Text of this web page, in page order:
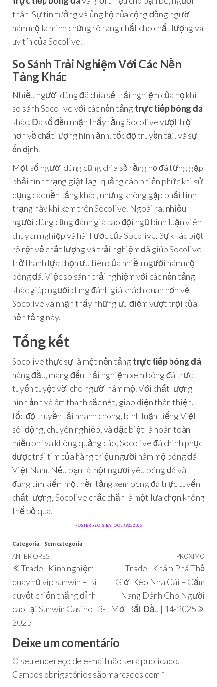
thân. Sự tin tưởng và ủng hộ của cộng đồng người
hâm mộ là minh chứng rõ ràng nhất cho chất lượng và
uy tín của Socolive.
So Sánh Trải Nghiệm Với Các Nền
Tảng Khác
Nhiều người dùng đã chia sẻ trải nghiệm của họ khi
so sánh Socolive với các nền tảng trực tiếp bóng đá
khác. Đa số đều nhận thấy rằng Socolive vượt trội
hơn về chất lượng hình ảnh, tốc độ truyền tải, và sự
ổn định.
Một số người dùng cũng chia sẻ rằng họ đã từng gặp
phải tình trạng giật lag, quảng cáo phiền phức khi sử
dụng các nền tảng khác, nhưng không gặp phải tình
trạng này khi xem trên Socolive. Ngoài ra, nhiều
người dùng cũng đánh giá cao đội ngũ bình luận viên
chuyên nghiệp và hài hước của Socolive. Sự khác biệt
rõ rệt về chất lượng và trải nghiệm đã giúp Socolive
trở thành lựa chọn ưu tiên của nhiều người hâm mộ
bóng đá. Việc so sánh trải nghiệm với các nền tảng
khác giúp người dùng đánh giá khách quan hơn về
Socolive và nhận thấy những ưu điểm vượt trội của
nền tảng này.
Tổng kết
Socolive thực sự là một nền tảng trực tiếp bóng đá
hàng đầu, mang đến trải nghiệm xem bóng đá trực
tuyến tuyệt vời cho người hâm mộ. Với chất lượng
hình ảnh và âm thanh sắc nét, giao diện thân thiện,
tốc độ truyền tải nhanh chóng, bình luận tiếng Việt
sôi động, chuyên nghiệp, và đặc biệt là hoàn toàn
miễn phí và không quảng cáo, Socolive đã chinh phục
được trái tim của hàng triệu người hâm mộ bóng đá
Việt Nam. Nếu bạn là một người yêu bóng đá và
đang tìm kiếm một nền tảng xem bóng đá trực tuyến
chất lượng, Socolive chắc chắn là một lựa chọn không
thể bỏ qua.
POSTER SEO_SIBATOOL #9252025
Categoria Sem categoria
ANTERIORES
Trade | Kinh nghiệm
quay hũ vip sunwin – Bí
quyết chiến thắng đỉnh
cao tại Sunwin Casino | 3-
2025
PRÓXIMO
Trade | Khám Phá Thế
Giới Kèo Nhà Cái – Cẩm
Nang Dành Cho Người
Mới Bắt Đầu | 14-2025
Deixe um comentário
O seu endereço de e-mail não será publicado.
Campos obrigatórios são marcados com *